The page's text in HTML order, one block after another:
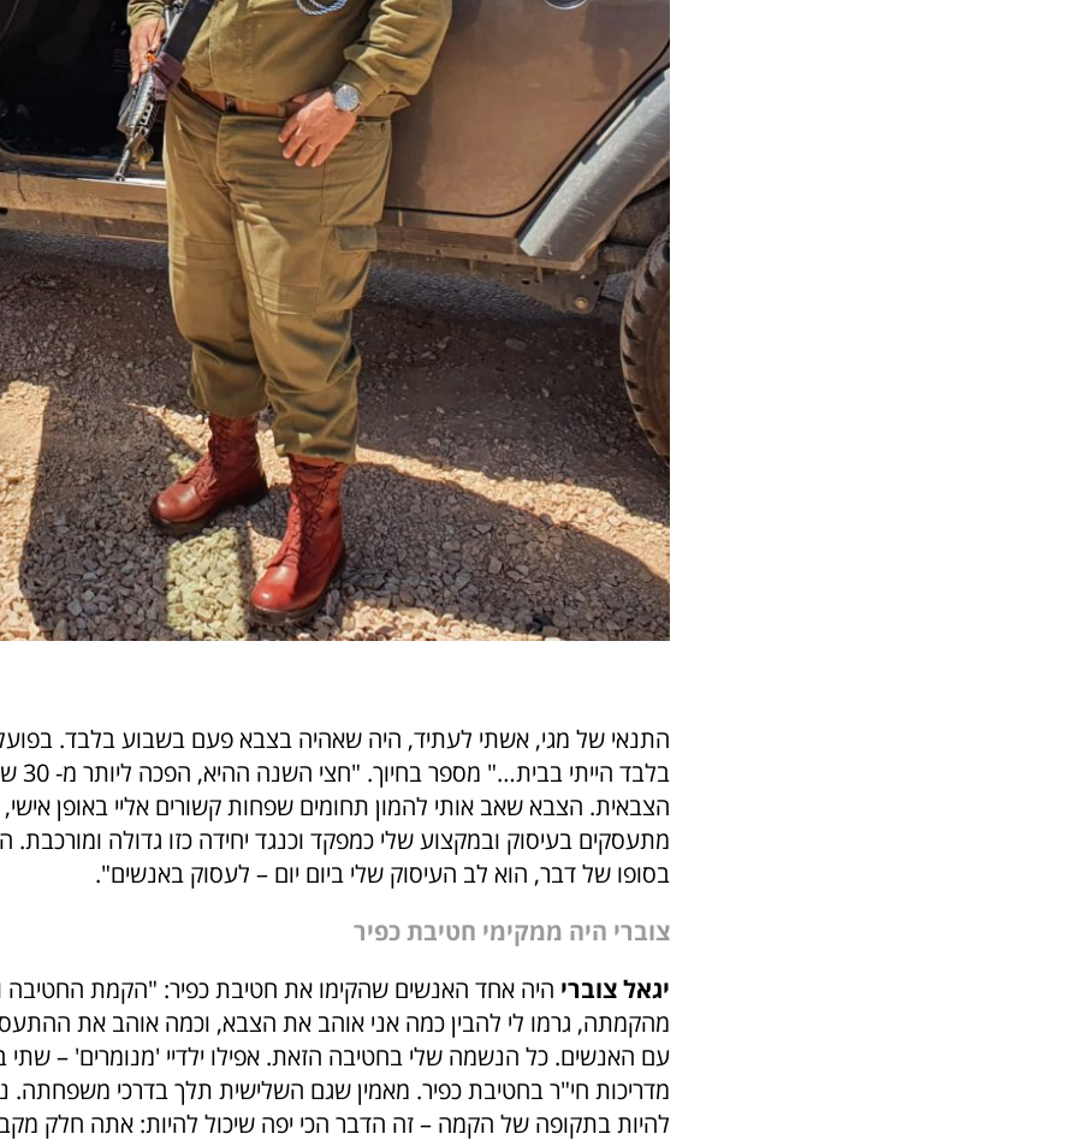
התנאי של מגי, אשתי לעתיד, היה שאהיה בצבא פעם בשבוע בלבד.
בלבד
הצבאית. הצבא שאב אותי להמון תחומים שפחות קשורים אליי באופן אישי,
מתעסקים בעיסוק ובמקצוע שלי כמפקד וכנגד יחידה כזו גדולה ומורכבת.
בסופו של דבר, הוא לב העיסוק שלי ביום יום – לעסוק באנשים".
צוברי היה ממקימי חטיבת כפיר
יגאל צוברי היה אחד האנשים שהקימו את חטיבת כפיר: "הקמת החטיבה
מהקמתה, גרמו לי להבין כמה אני אוהב את הצבא, וכמה אוהב את
עם האנשים. כל הנשמה שלי בחטיבה הזאת. אפילו ילדיי 'מנומרים' – שתי
מדריכות חי"ר בחטיבת כפיר. מאמין שגם השלישית תלך בדרכי משפחתה.
להיות בתקופה של הקמה – זה הדבר הכי יפה שיכול להיות: אתה חלק